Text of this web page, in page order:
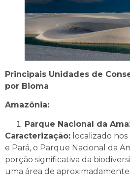
Principais Unidades de
por Bioma
Amazônia:
Parque Nacional da
Caracterização: localizado
e Pará, o Parque Nacional da
porção significativa da
uma área de aproximadamente